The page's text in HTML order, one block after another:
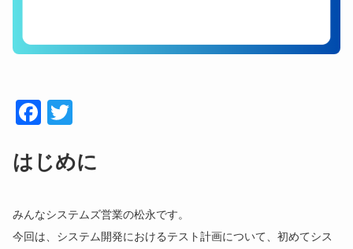
Face
はじめに
みんなシステムズ営業の松永です。
今回は、システム開発におけるテスト計画について、初めてシス